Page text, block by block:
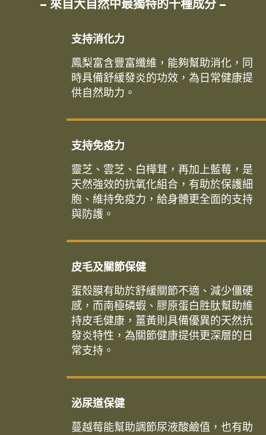
– 來自大自然中最獨特的十種成分 –
支持消化力
鳳梨富含豐富纖維，能夠幫助消化，同
時具備舒緩發炎的功效，為日常健康提
供自然助力。
支持免疫力
靈芝、雲芝、白樺茸，再加上藍莓，是
天然強效的抗氧化組合，有助於保護細
胞、維持免疫力，給身體更全面的支持
與防護。
皮毛及關節保健
蛋殼膜有助於舒緩關節不適、減少僵硬
感，而南極磷蝦、膠原蛋白胜肽幫助維
持皮毛健康，薑黃則具備優異的天然抗
發炎特性，為關節健康提供更深層的日
常支持。
泌尿道保健
蔓越莓能幫助調節尿液酸鹼值，也有助